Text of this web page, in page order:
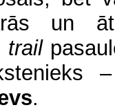
un
trail
.